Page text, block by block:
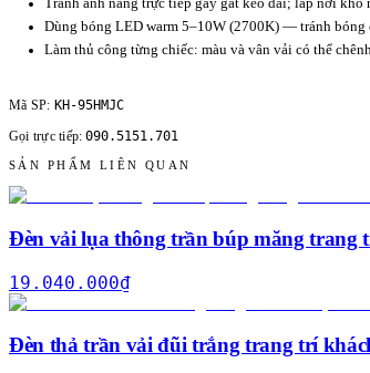
Dùng bóng LED warm 5–10W (2700K) — tránh bóng
Làm thủ công từng chiếc: màu và vân vải có thể
Mã SP: KH-95HMJC
Gọi trực tiếp:090.5151.701
SẢN PHẨM LIÊN QUAN
Đèn vải lụa thông trần búp măng trang
19.040.000₫
Đèn thả trần vải đũi trắng trang trí